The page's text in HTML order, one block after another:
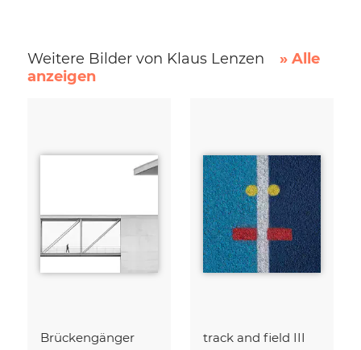
Weitere Bilder von Klaus Lenzen
» Alle
anzeigen
Brückengänger track and field III